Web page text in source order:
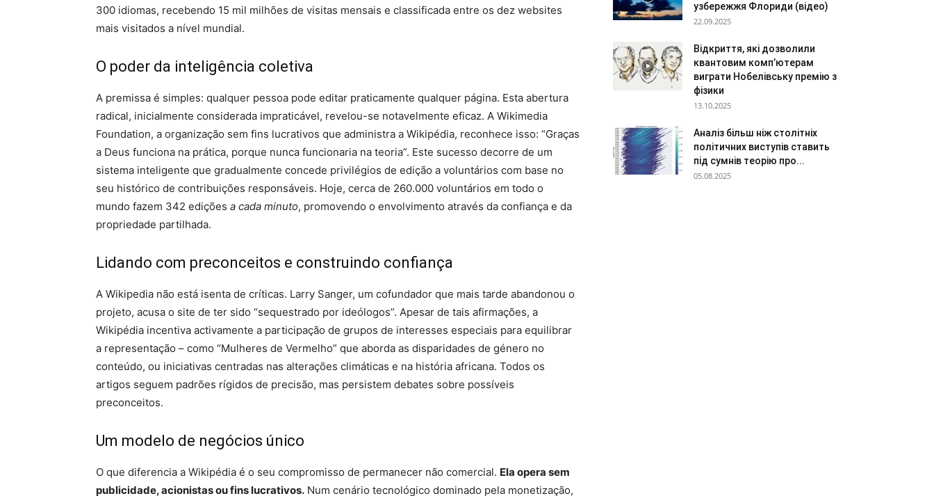
300 idiomas, recebendo 15 mil milhões de visitas mensais e classificada entre os dez websites
mais visitados a nível mundial.
O poder da inteligência coletiva
A premissa é simples: qualquer pessoa pode editar praticamente qualquer página. Esta abertura
radical, inicialmente considerada impraticável, revelou-se notavelmente eficaz. A Wikimedia
Foundation, a organização sem fins lucrativos que administra a Wikipédia, reconhece isso: “Graças
a Deus funciona na prática, porque nunca funcionaria na teoria”. Este sucesso decorre de um
sistema inteligente que gradualmente concede privilégios de edição a voluntários com base no
seu histórico de contribuições responsáveis. Hoje, cerca de 260.000 voluntários em todo o
mundo fazem 342 edições a cada minuto, promovendo o envolvimento através da confiança e da
propriedade partilhada.
Lidando com preconceitos e construindo confiança
A Wikipedia não está isenta de críticas. Larry Sanger, um cofundador que mais tarde abandonou o
projeto, acusa o site de ter sido “sequestrado por ideólogos”. Apesar de tais afirmações, a
Wikipédia incentiva activamente a participação de grupos de interesses especiais para equilibrar
a representação – como “Mulheres de Vermelho” que aborda as disparidades de género no
conteúdo, ou iniciativas centradas nas alterações climáticas e na história africana. Todos os
artigos seguem padrões rígidos de precisão, mas persistem debates sobre possíveis
preconceitos.
Um modelo de negócios único
O que diferencia a Wikipédia é o seu compromisso de permanecer não comercial. Ela opera sem
publicidade, acionistas ou fins lucrativos. Num cenário tecnológico dominado pela monetização,
узбережжя Флориди (відео)
22.09.2025
Відкриття, які дозволили
квантовим комп’ютерам
виграти Нобелівську премію з
фізики
13.10.2025
Аналіз більш ніж столітніх
політичних виступів ставить
під сумнів теорію про...
05.08.2025